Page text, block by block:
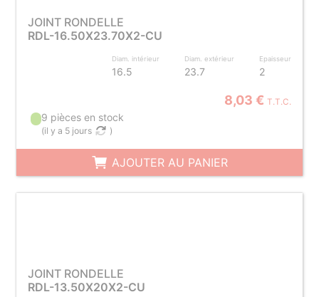
JOINT RONDELLE
RDL-16.50X23.70X2-CU
Diam. intérieur
16.5
Diam. extérieur
23.7
Epaisseur
2
8,03 € T.T.C.
9 pièces en stock
(il y a 5 jours )
AJOUTER AU PANIER
JOINT RONDELLE
RDL-13.50X20X2-CU